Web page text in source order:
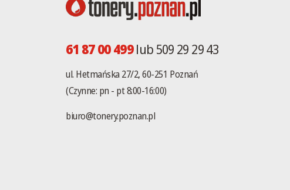
61 87 00 499lub 509 29 29 43
ul. Hetmańska 27/2, 60-251 Poznań
(Czynne: pn - pt 8:00-16:00)
biuro@tonery.poznan.pl